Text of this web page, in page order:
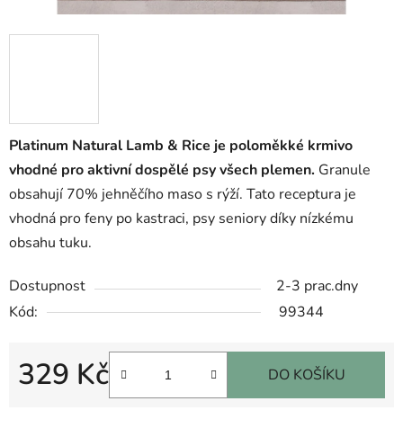
Platinum Natural Lamb & Rice je poloměkké krmivo
vhodné pro aktivní dospělé psy všech plemen. Granule
obsahují 70% jehněčího maso s rýží. Tato receptura je
vhodná pro feny po kastraci, psy seniory díky nízkému
obsahu tuku.
Dostupnost
2-3 prac.dny
Kód:
99344
329 Kč DO KOŠÍKU